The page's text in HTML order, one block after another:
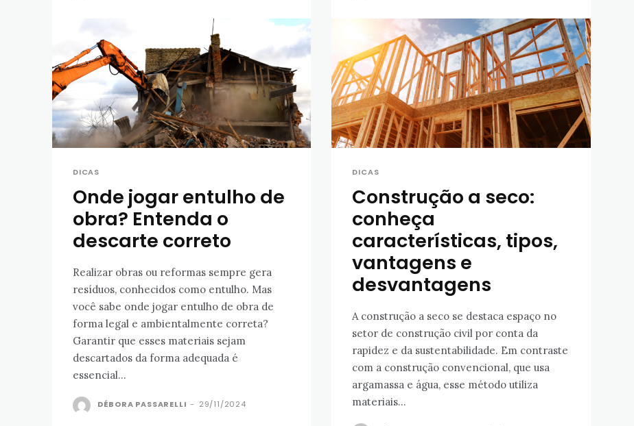
DICAS
Onde jogar entulho de
obra? Entenda o
descarte correto
Realizar obras ou reformas sempre gera
resíduos, conhecidos como entulho. Mas
você sabe onde jogar entulho de obra de
forma legal e ambientalmente correta?
Garantir que esses materiais sejam
descartados da forma adequada é
essencial...
DÉBORA PASSARELLI - 29/11/2024
DICAS
Construção a seco:
conheça
características, tipos,
vantagens e
desvantagens
A construção a seco se destaca espaço no
setor de construção civil por conta da
rapidez e da sustentabilidade. Em contraste
com a construção convencional, que usa
argamassa e água, esse método utiliza
materiais...